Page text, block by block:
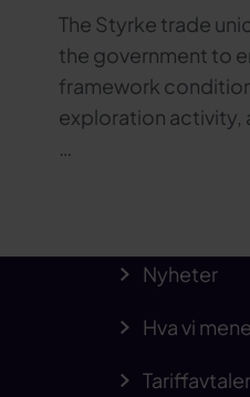
The Styrke trade
the government to
framework
exploration activity,
…
Nyheter
Hva vi
Tariffavtaler